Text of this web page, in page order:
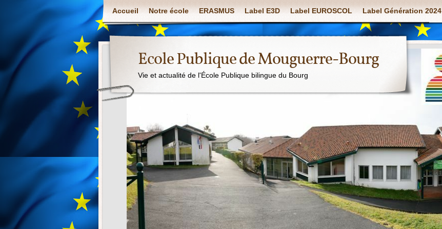
Accueil Notre école ERASMUS Label E3D Label EUROSCOL Label Génération 2024
Ecole Publique de Mouguerre-Bourg
Vie et actualité de l'École Publique bilingue du Bourg